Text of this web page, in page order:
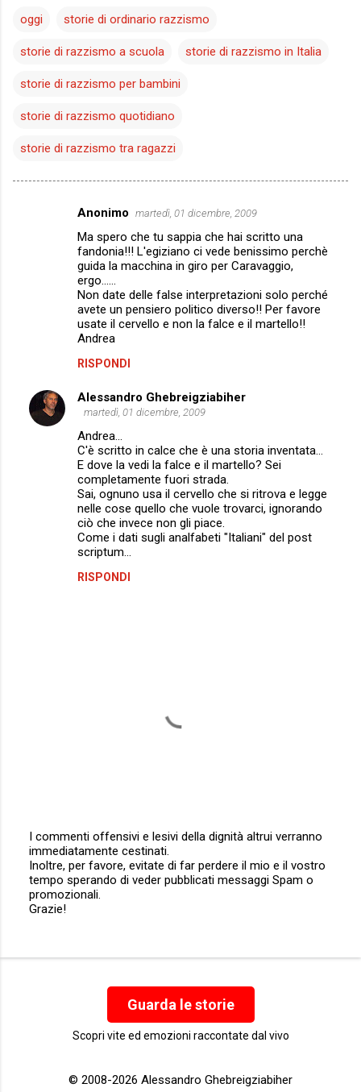
oggi storie di ordinario razzismo
storie di razzismo a scuola storie di razzismo in Italia
storie di razzismo per bambini
storie di razzismo quotidiano
storie di razzismo tra ragazzi
Anonimo martedì, 01 dicembre, 2009
Ma spero che tu sappia che hai scritto una
fandonia!!! L'egiziano ci vede benissimo perchè
guida la macchina in giro per Caravaggio,
ergo......
Non date delle false interpretazioni solo perché
avete un pensiero politico diverso!! Per favore
usate il cervello e non la falce e il martello!!
Andrea
RISPONDI
Alessandro Ghebreigziabiher
martedì, 01 dicembre, 2009
Andrea...
C'è scritto in calce che è una storia inventata...
E dove la vedi la falce e il martello? Sei
completamente fuori strada.
Sai, ognuno usa il cervello che si ritrova e legge
nelle cose quello che vuole trovarci, ignorando
ciò che invece non gli piace.
Come i dati sugli analfabeti "Italiani" del post
scriptum...
RISPONDI
P
o
s
t
a
c
I commenti offensivi e lesivi della dignità altrui verranno
immediatamente cestinati.
Inoltre, per favore, evitate di far perdere il mio e il vostro
tempo sperando di veder pubblicati messaggi Spam o
promozionali.
Grazie!
Guarda le storie
Scopri vite ed emozioni raccontate dal vivo
© 2008-2026 Alessandro Ghebreigziabiher